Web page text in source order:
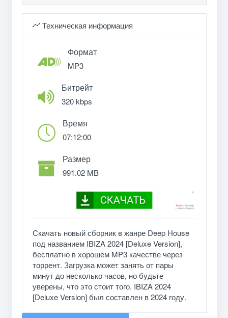
Техническая информация
Формат
MP3
Битрейт
320 kbps
Время
07:12:00
Размер
991.02 MB
Скачать новый сборник в жанре Deep House
под названием IBIZA 2024 [Deluxe Version],
бесплатно в хорошем MP3 качестве через
торрент. Загрузка может занять от пары
минут до несколько часов, но будьте
уверены, что это стоит того. IBIZA 2024
[Deluxe Version] был составлен в 2024 году.